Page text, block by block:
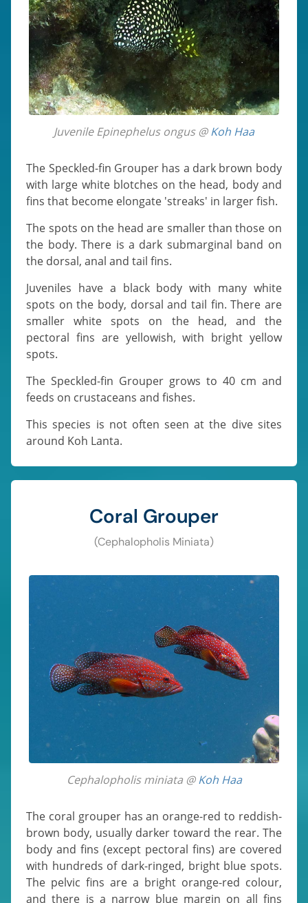
Juvenile Epinephelus ongus @Koh Haa
The Speckled-fin Grouper has a dark brown body
with large white blotches on the head, body and
fins that become elongate 'streaks' in larger fish.
The spots on the head are smaller than those on
the body. There is a dark submarginal band on
the dorsal, anal and tail fins.
Juveniles have a black body with many white
spots on the body, dorsal and tail fin. There are
smaller white spots on the head, and the
pectoral fins are yellowish, with bright yellow
spots.
The Speckled-fin Grouper grows to 40 cm and
feeds on crustaceans and fishes.
This species is not often seen at the dive sites
around Koh Lanta.
Coral Grouper
(Cephalopholis Miniata)
Cephalopholis miniata @Koh Haa
The coral grouper has an orange-red to reddish-
brown body, usually darker toward the rear. The
body and fins (except pectoral fins) are covered
with hundreds of dark-ringed, bright blue spots.
The pelvic fins are a bright orange-red colour,
and there is a narrow blue margin on all fins